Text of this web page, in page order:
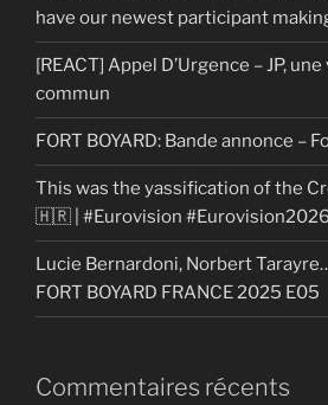
have our newest participant
[REACT] Appel D’Urgence – JP,
commun
FORT BOYARD: Bande annonce –
This was the yassification of the
🇭🇷 | #Eurovision #Eurovision2026
Lucie Bernardoni, Norbert
FORT BOYARD FRANCE 2025 E05
Commentaires récents